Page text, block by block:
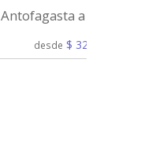
Antofagasta a Santiago
desde $ 32.000